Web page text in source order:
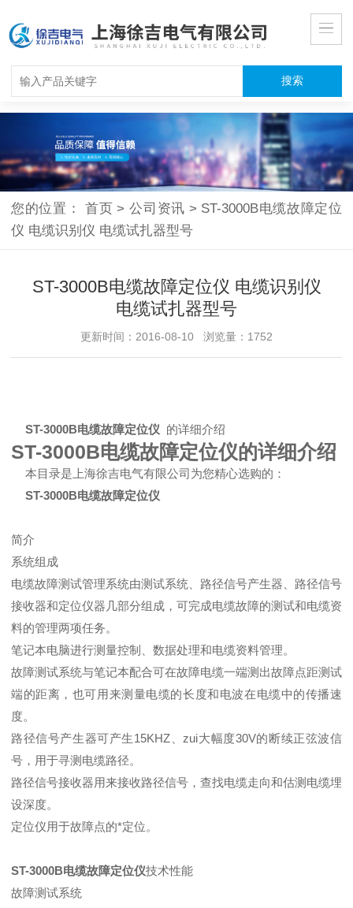
您的位置：首页 > 公司资讯 > ST-3000B电缆故障定位
仪 电缆识别仪 电缆试扎器型号
ST-3000B电缆故障定位仪 电缆识别仪
电缆试扎器型号
更新时间：2016-08-10 浏览量：1752
ST-3000B电缆故障定位仪 的详细介绍
ST-3000B电缆故障定位仪的详细介绍
本目录是上海徐吉电气有限公司为您精心选购的：
ST-3000B电缆故障定位仪
简介
系统组成
电缆故障测试管理系统由测试系统、路径信号产生器、路径信号
接收器和定位仪器几部分组成，可完成电缆故障的测试和电缆资
料的管理两项任务。
笔记本电脑进行测量控制、数据处理和电缆资料管理。
故障测试系统与笔记本配合可在故障电缆一端测出故障点距测试
端的距离，也可用来测量电缆的长度和电波在电缆中的传播速
度。
路径信号产生器可产生15KHZ、zui大幅度30V的断续正弦波信
号，用于寻测电缆路径。
路径信号接收器用来接收路径信号，查找电缆走向和估测电缆埋
设深度。
定位仪用于故障点的*定位。
ST-3000B电缆故障定位仪技术性能
故障测试系统